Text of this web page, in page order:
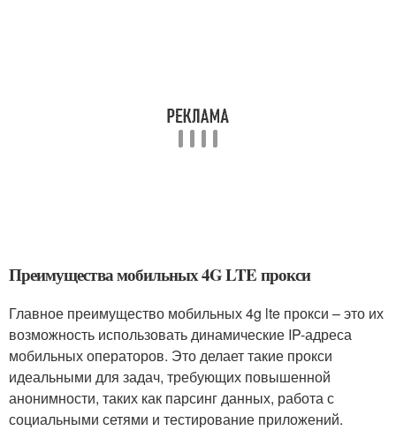
Преимущества мобильных 4G LTE прокси
Главное преимущество мобильных 4g lte прокси – это их
возможность использовать динамические IP-адреса
мобильных операторов. Это делает такие прокси
идеальными для задач, требующих повышенной
анонимности, таких как парсинг данных, работа с
социальными сетями и тестирование приложений.